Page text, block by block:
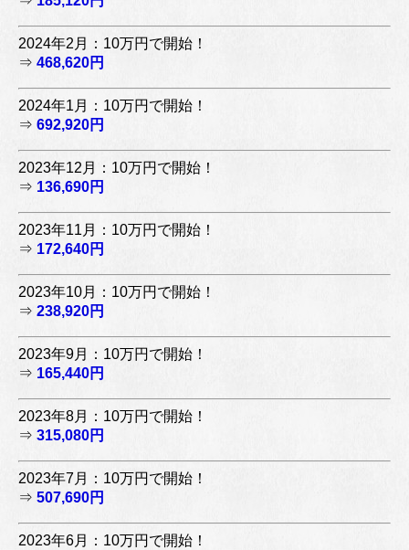
2024年2月：10万円で開始！
⇒ 468,620円
2024年1月：10万円で開始！
⇒ 692,920円
2023年12月：10万円で開始！
⇒ 136,690円
2023年11月：10万円で開始！
⇒ 172,640円
2023年10月：10万円で開始！
⇒ 238,920円
2023年9月：10万円で開始！
⇒ 165,440円
2023年8月：10万円で開始！
⇒ 315,080円
2023年7月：10万円で開始！
⇒ 507,690円
2023年6月：10万円で開始！